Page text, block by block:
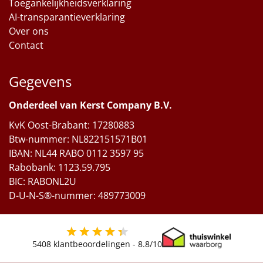
Toegankelijkheidsverklaring
AI-transparantieverklaring
Over ons
Contact
Gegevens
Onderdeel van Kerst Company B.V.
KvK Oost-Brabant: 17280883
Btw-nummer: NL822151571B01
IBAN: NL44 RABO 0112 3597 95
Rabobank: 1123.59.795
BIC: RABONL2U
D-U-N-S®-nummer: 489773009
5408 klantbeoordelingen - 8.8/10